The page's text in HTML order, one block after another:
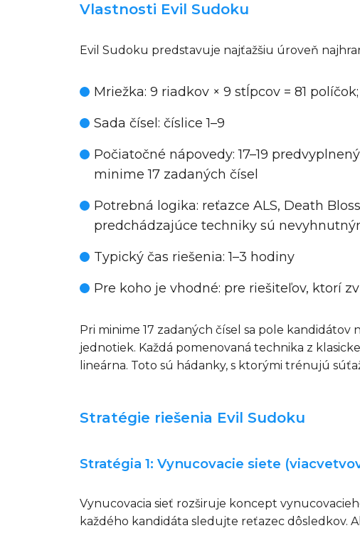
Vlastnosti Evil Sudoku
Evil Sudoku predstavuje najťažšiu úroveň
Mriežka: 9 riadkov × 9 stĺpcov = 81
Sada čísel : číslice 1–9
Počiatočné nápovedy: 17–19
minime 17 zadaných čísel
Potrebná logika: reťazce ALS, Death
predchádzajúce techniky sú
Typický čas riešenia: 1–3 hodiny
Pre koho je vhodné: pre riešiteľov, ktorí
Pri minime 17 zadaných čísel sa pole
jednotiek. Každá pomenovaná technika z
lineárna. Toto sú hádanky, s ktorými trénujú
Stratégie riešenia Evil Sudoku
Stratégia 1: Vynucovacie siete
Vynucovacia sieť rozširuje koncept
každého kandidáta sledujte reťazec dôsledkov.